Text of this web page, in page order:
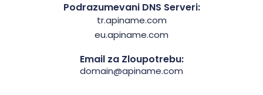
Podrazumevani DNS Serveri:
tr.apiname.com
eu.apiname.com
Email za Zloupotrebu:
domain@apiname.com